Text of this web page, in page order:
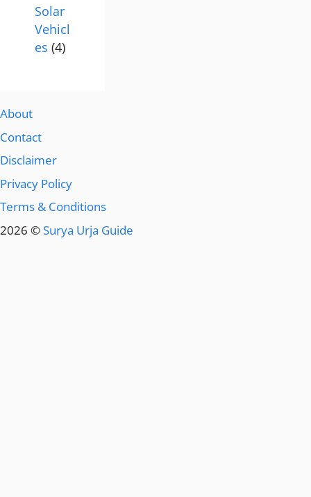
Solar
Vehicl
es (4)
About
Contact
Disclaimer
Privacy Policy
Terms & Conditions
2026 ©Surya Urja Guide